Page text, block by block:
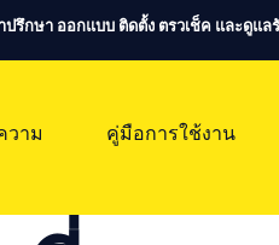
ปรึกษา ออกแบบ ติดตั้ง ตรวเช็ค และดู
วาม
คู่มือการใช้งาน